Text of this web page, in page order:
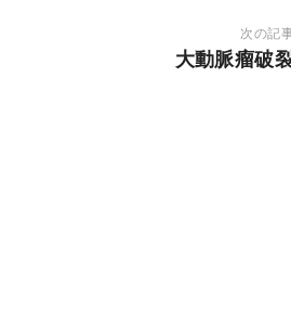
次の記
大動脈瘤破